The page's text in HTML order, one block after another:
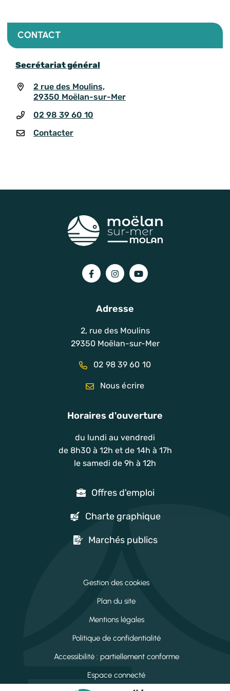
CONTACT
Secrétariat général
2 rue des Moulins,
29350 Moëlan-sur-Mer
02 98 39 60 10
Contacter
Lien vers le compte Facebook
Lien vers le compte Instagram
Lien vers la chaîne
Adresse
2, rue des Moulins
29350 Moëlan-sur-Mer
02 98 39 60 10
Nous écrire
Horaires d'ouverture
du lundi au vendredi
de 8h30 à 12h et de 14h à 17h
le samedi de 9h à 12h
Offres d'emploi
Charte graphique
Marchés publics
Gestion des cookies
Plan du site
Mentions légales
Politique de confidentialité
Accessibilité : partiellement conforme
Espace connecté